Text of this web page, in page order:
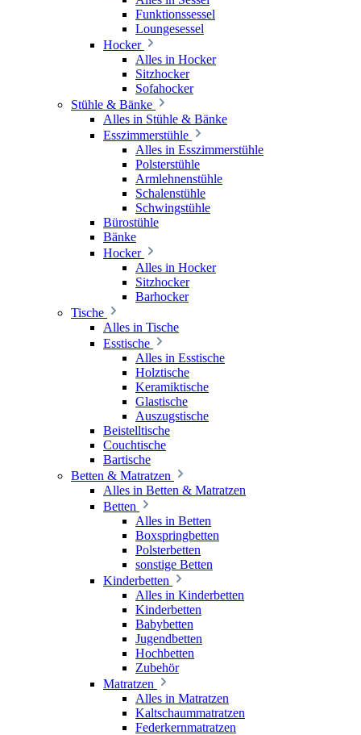
Funktionssessel
Loungesessel
Hocker
Alles in Hocker
Sitzhocker
Sofahocker
Stühle & Bänke
Alles in Stühle & Bänke
Esszimmerstühle
Alles in Esszimmerstühle
Polsterstühle
Armlehnenstühle
Schalenstühle
Schwingstühle
Bürostühle
Bänke
Hocker
Alles in Hocker
Sitzhocker
Barhocker
Tische
Alles in Tische
Esstische
Alles in Esstische
Holztische
Keramiktische
Glastische
Auszugstische
Beistelltische
Couchtische
Bartische
Betten & Matratzen
Alles in Betten & Matratzen
Betten
Alles in Betten
Boxspringbetten
Polsterbetten
sonstige Betten
Kinderbetten
Alles in Kinderbetten
Kinderbetten
Babybetten
Jugendbetten
Hochbetten
Zubehör
Matratzen
Alles in Matratzen
Kaltschaummatratzen
Federkernmatratzen